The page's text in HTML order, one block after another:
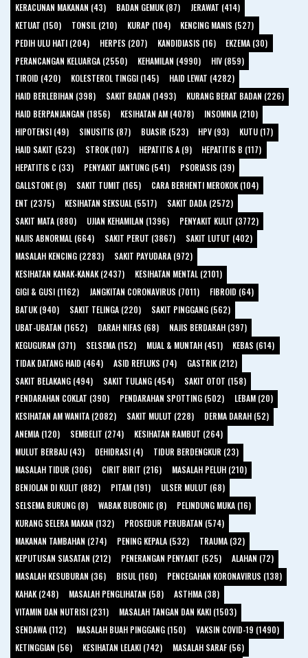
KERACUNAN MAKANAN (43)
BADAN GEMUK (87)
JERAWAT (414)
KETUAT (150)
TONSIL (210) KURAP (104)
KENCING MANIS (527)
PEDIH ULU HATI (204)
HERPES (207) KANDIDIASIS (16)
EKZEMA (30)
PERANCANGAN KELUARGA (2550)
KEHAMILAN (4990)
HIV (859)
TIROID (420)
KOLESTEROL TINGGI (145)
HAID LEWAT (4282)
HAID BERLEBIHAN (398)
SAKIT BADAN (1493)
KURANG BERAT BADAN (226)
HAID BERPANJANGAN (1856)
KESIHATAN AM (4078)
INSOMNIA (210)
HIPOTENSI (49)
SINUSITIS (87) BUASIR (523) HPV (93)
KUTU (17)
HAID SAKIT (523)
STROK (107) HEPATITIS A (9)
HEPATITIS B (117)
HEPATITIS C (33)
PENYAKIT JANTUNG (541)
PSORIASIS (39)
GALLSTONE (9)
SAKIT TUMIT (165)
CARA BERHENTI MEROKOK (104)
ENT (2375)
KESIHATAN SEKSUAL (5517)
SAKIT DADA (2572)
SAKIT MATA (880)
UJIAN KEHAMILAN (1396)
PENYAKIT KULIT (3772)
NAJIS ABNORMAL (664)
SAKIT PERUT (3867)
SAKIT LUTUT (402)
MASALAH KENCING (2283)
SAKIT PAYUDARA (972)
KESIHATAN KANAK-KANAK (2437)
KESIHATAN MENTAL (2101)
GIGI & GUSI (1162)
JANGKITAN CORONAVIRUS (7011)
FIBROID (64)
BATUK (940)
SAKIT TELINGA (220)
SAKIT PINGGANG (562)
UBAT-UBATAN (1652)
DARAH NIFAS (68)
NAJIS BERDARAH (397)
KEGUGURAN (371)
SELSEMA (152) MUAL & MUNTAH (451)
KEBAS (614)
TIDAK DATANG HAID (464)
ASID REFLUKS (74)
GASTRIK (212)
SAKIT BELAKANG (494)
SAKIT TULANG (454)
SAKIT OTOT (158)
PENDARAHAN COKLAT (390)
PENDARAHAN SPOTTING (502)
LEBAM (20)
KESIHATAN AM WANITA (2082)
SAKIT MULUT (228)
DERMA DARAH (52)
ANEMIA (120)
SEMBELIT (274)
KESIHATAN RAMBUT (264)
MULUT BERBAU (43)
DEHIDRASI (4)
TIDUR BERDENGKUR (23)
MASALAH TIDUR (306)
CIRIT BIRIT (216)
MASALAH PELUH (210)
BENJOLAN DI KULIT (882)
PITAM (191)
ULSER MULUT (68)
SELSEMA BURUNG (8)
WABAK BUBONIC (8)
PELINDUNG MUKA (16)
KURANG SELERA MAKAN (132)
PROSEDUR PERUBATAN (574)
MAKANAN TAMBAHAN (274)
PENING KEPALA (532)
TRAUMA (32)
KEPUTUSAN SIASATAN (212)
PENERANGAN PENYAKIT (525)
ALAHAN (72)
MASALAH KESUBURAN (36)
BISUL (160)
PENCEGAHAN KORONAVIRUS (138)
KAHAK (248)
MASALAH PENGLIHATAN (58)
ASTHMA (38)
VITAMIN DAN NUTRISI (231)
MASALAH TANGAN DAN KAKI (1503)
SENDAWA (112)
MASALAH BUAH PINGGANG (150)
VAKSIN COVID-19 (1490)
KETINGGIAN (56)
KESIHATAN LELAKI (742)
MASALAH SARAF (56)